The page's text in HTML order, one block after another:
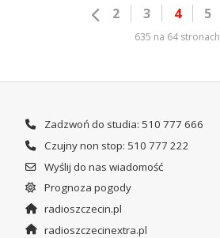
2 3 4 5
635 na 64 stronach
Zadzwoń do studia: 510 777 666
Czujny non stop: 510 777 222
Wyślij do nas wiadomość
Prognoza pogody
radioszczecin.pl
radioszczecinextra.pl